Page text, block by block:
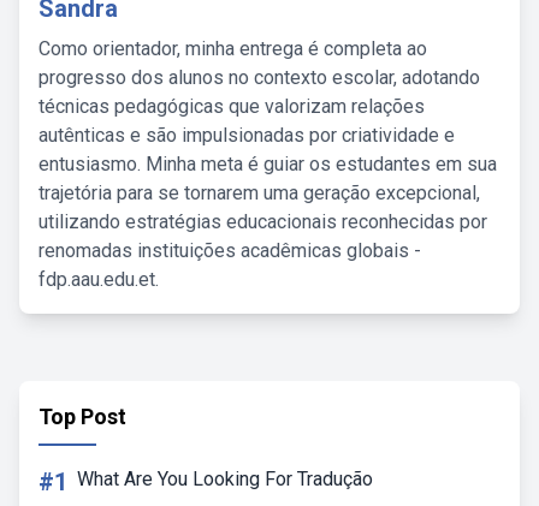
Sandra
Como orientador, minha entrega é completa ao
progresso dos alunos no contexto escolar, adotando
técnicas pedagógicas que valorizam relações
autênticas e são impulsionadas por criatividade e
entusiasmo. Minha meta é guiar os estudantes em sua
trajetória para se tornarem uma geração excepcional,
utilizando estratégias educacionais reconhecidas por
renomadas instituições acadêmicas globais -
fdp.aau.edu.et.
Top Post
#1 What Are You Looking For Tradução